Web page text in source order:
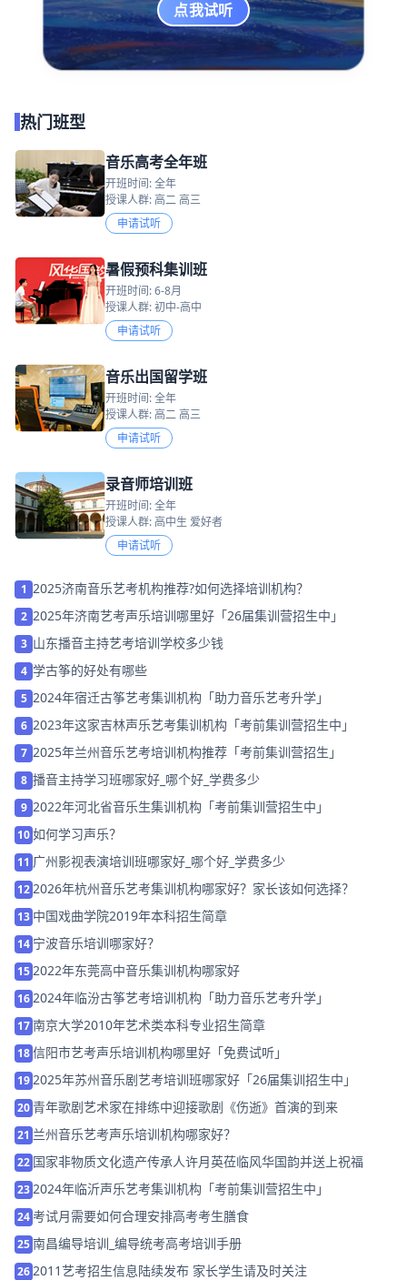
点我试听
热门班型
音乐高考全年班
开班时间: 全年
授课人群: 高二 高三
申请试听
暑假预科集训班
开班时间: 6-8月
授课人群: 初中-高中
申请试听
音乐出国留学班
开班时间: 全年
授课人群: 高二 高三
申请试听
录音师培训班
开班时间: 全年
授课人群: 高中生 爱好者
申请试听
1 2025济南音乐艺考机构推荐?如何选择培训机构？
2 2025年济南艺考声乐培训哪里好「26届集训营招生中」
3 山东播音主持艺考培训学校多少钱
4 学古筝的好处有哪些
5 2024年宿迁古筝艺考集训机构「助力音乐艺考升学」
6 2023年这家吉林声乐艺考集训机构「考前集训营招生中」
7 2025年兰州音乐艺考培训机构推荐「考前集训营招生」
8 播音主持学习班哪家好_哪个好_学费多少
9 2022年河北省音乐生集训机构「考前集训营招生中」
10如何学习声乐？
11 广州影视表演培训班哪家好_哪个好_学费多少
122026年杭州音乐艺考集训机构哪家好？家长该如何选择？
13 中国戏曲学院2019年本科招生简章
14 宁波音乐培训哪家好？
152022年东莞高中音乐集训机构哪家好
162024年临汾古筝艺考培训机构「助力音乐艺考升学」
17南京大学2010年艺术类本科专业招生简章
18信阳市艺考声乐培训机构哪里好「免费试听」
192025年苏州音乐剧艺考培训班哪家好「26届集训招生中」
20青年歌剧艺术家在排练中迎接歌剧《伤逝》首演的到来
21 兰州音乐艺考声乐培训机构哪家好？
22 国家非物质文化遗产传承人许月英莅临风华国韵并送上祝福
232024年临沂声乐艺考集训机构「考前集训营招生中」
24考试月需要如何合理安排高考考生膳食
25南昌编导培训_编导统考高考培训手册
262011艺考招生信息陆续发布 家长学生请及时关注